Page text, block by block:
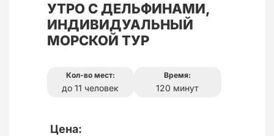
УТРО С ДЕЛЬФИНАМИ,
ИНДИВИДУАЛЬНЫЙ
МОРСКОЙ ТУР
Кол-во мест:
до 11 человек
Время:
120 минут
Цена: